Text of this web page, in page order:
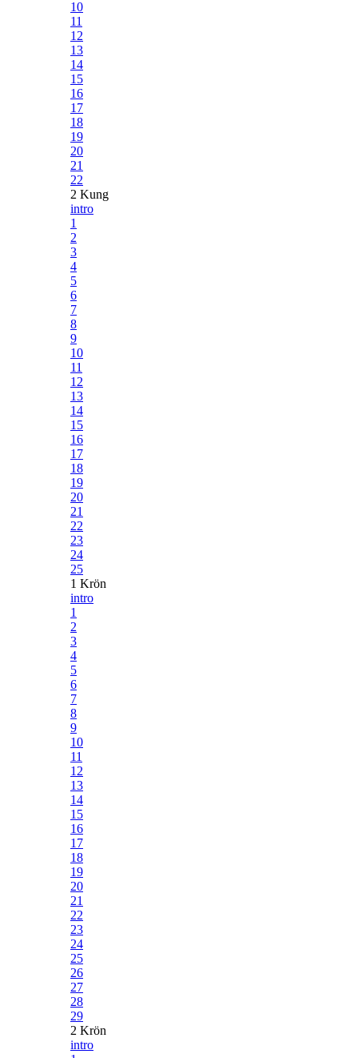
10
11
12
13
14
15
16
17
18
19
20
21
22
2 Kung
intro
1
2
3
4
5
6
7
8
9
10
11
12
13
14
15
16
17
18
19
20
21
22
23
24
25
1 Krön
intro
1
2
3
4
5
6
7
8
9
10
11
12
13
14
15
16
17
18
19
20
21
22
23
24
25
26
27
28
29
2 Krön
intro